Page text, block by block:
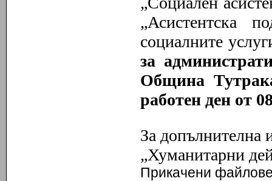
„Асистентска
социалните
за
Община
работен ден от
За
„Хуманитарни
Прикачени